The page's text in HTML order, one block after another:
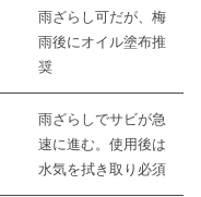
雨ざらし可だが、梅
雨後にオイル塗布推
奨
雨ざらしでサビが急
速に進む。使用後は
水気を拭き取り必須